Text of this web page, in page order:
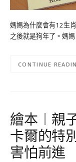
媽媽為什麼會有12生
之後就是狗年了。媽
CONTINUE
繪本︱親
卡爾的特
害怕前進